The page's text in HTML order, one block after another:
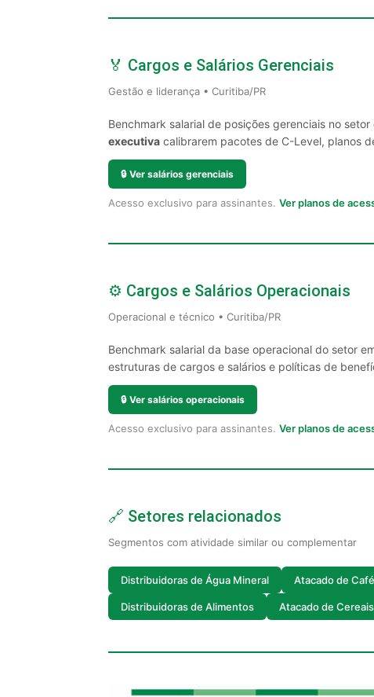
🏅 Cargos e Salários Gerenciais
Gestão e liderança • Curitiba/PR
Benchmark salarial de posições gerenciais no
executiva calibrarem pacotes de C-Level, planos
🔒 Ver salários gerenciais
Acesso exclusivo para assinantes. Ver planos de
⚙️ Cargos e Salários Operacionais
Operacional e técnico • Curitiba/PR
Benchmark salarial da base operacional do setor
estruturas de cargos e salários e políticas de
🔒 Ver salários operacionais
Acesso exclusivo para assinantes. Ver planos de
🔗 Setores relacionados
Segmentos com atividade similar ou complementar
Distribuidoras de Água Mineral Atacado de Café
Distribuidoras de Alimentos Atacado de